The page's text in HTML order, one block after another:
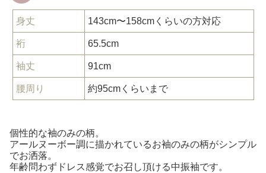
身丈 143cm〜158cmくらいの方対応
裄 65.5cm
袖丈 91cm
腰周り 約95cmくらいまで
個性的な袖のみの柄。
アールヌーボー調に描かれているお袖のみの柄がシンプル
でお洒落。
年齢問わずドレス感覚でお召し頂ける中振袖です。